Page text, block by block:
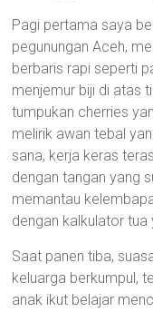
Pagi pertama saya
pegunungan Aceh,
berbaris rapi seperti
menjemur biji di atas
tumpukan cherries
melirik awan tebal
sana, kerja keras
dengan tangan yang
memantau
dengan kalkulator tua
Saat panen tiba,
keluarga berkumpul,
anak ikut belajar